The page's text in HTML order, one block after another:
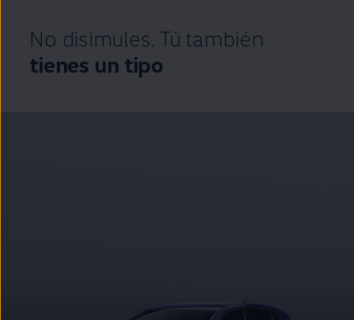
No disimules. Tú también
tienes un tipo